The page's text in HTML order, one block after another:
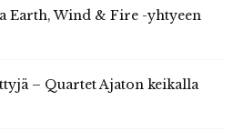
Earth, Wind & Fire -yhtyeen
– Quartet Ajaton keikalla